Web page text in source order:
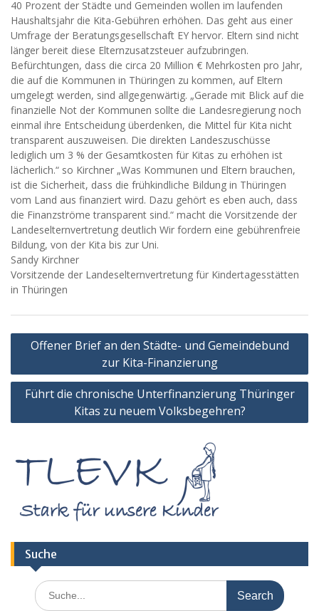
40 Prozent der Städte und Gemeinden wollen im laufenden
Haushaltsjahr die Kita-Gebühren erhöhen. Das geht aus einer
Umfrage der Beratungsgesellschaft EY hervor. Eltern sind nicht
länger bereit diese Elternzusatzsteuer aufzubringen.
Befürchtungen, dass die circa 20 Million € Mehrkosten pro Jahr,
die auf die Kommunen in Thüringen zu kommen, auf Eltern
umgelegt werden, sind allgegenwärtig. „Gerade mit Blick auf die
finanzielle Not der Kommunen sollte die Landesregierung noch
einmal ihre Entscheidung überdenken, die Mittel für Kita nicht
transparent auszuweisen. Die direkten Landeszuschüsse
lediglich um 3 % der Gesamtkosten für Kitas zu erhöhen ist
lächerlich.“ so Kirchner „Was Kommunen und Eltern brauchen,
ist die Sicherheit, dass die frühkindliche Bildung in Thüringen
vom Land aus finanziert wird. Dazu gehört es eben auch, dass
die Finanzströme transparent sind.“ macht die Vorsitzende der
Landeselternvertretung deutlich Wir fordern eine gebührenfreie
Bildung, von der Kita bis zur Uni.
Sandy Kirchner
Vorsitzende der Landeselternvertretung für Kindertagesstätten
in Thüringen
Beitragsnavigation
Offener Brief an den Städte- und Gemeindebund
zur Kita-Finanzierung
Führt die chronische Unterfinanzierung Thüringer
Kitas zu neuem Volksbegehren?
Suche
Search
for: